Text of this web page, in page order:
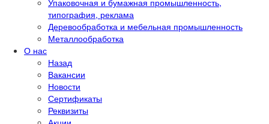
Упаковочная и бумажная промышленность,
типография, реклама
Деревообработка и мебельная промышленность
Металлообработка
О нас
Назад
Вакансии
Новости
Сертификаты
Реквизиты